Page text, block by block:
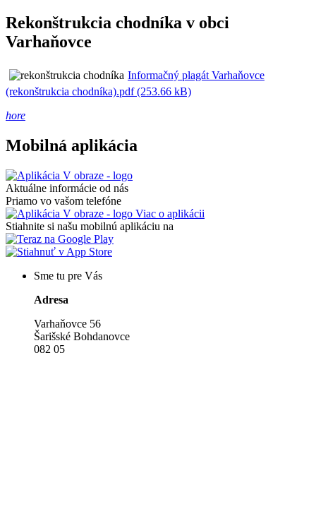
Rekonštrukcia chodníka v obci
Varhaňovce
Informačný plagát Varhaňovce
(rekonštrukcia chodníka).pdf (253.66 kB)
hore
Mobilná aplikácia
Aktuálne informácie od nás
Priamo vo vašom telefóne
Viac o aplikácii
Stiahnite si našu mobilnú aplikáciu na
Sme tu pre Vás
Adresa
Varhaňovce 56
Šarišské Bohdanovce
082 05